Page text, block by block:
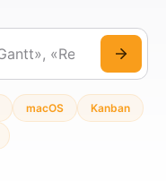
macOS Kanban